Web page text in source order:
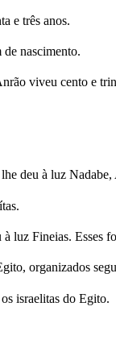
e três anos.
nascimento.
viveu cento e
deu à luz
Fineias. Esses
organizados
israelitas do Egito.